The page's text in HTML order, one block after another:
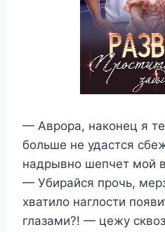
— Аврора, наконец я
больше не удастся
надрывно шепчет мой
— Убирайся прочь,
хватило наглости
глазами?! — цежу